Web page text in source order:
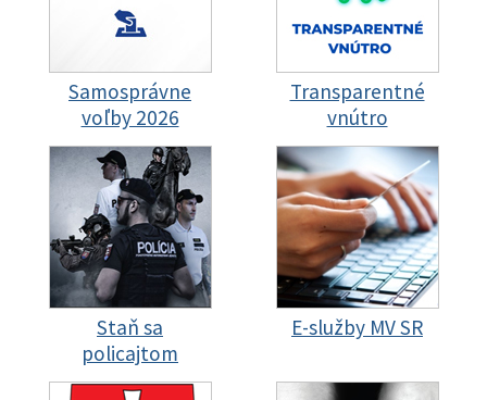
Samosprávne
voľby 2026
Transparentné
vnútro
Staň sa
policajtom
E-služby MV SR